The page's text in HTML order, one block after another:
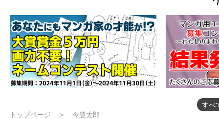
すべ
トップページ
今豊太郎